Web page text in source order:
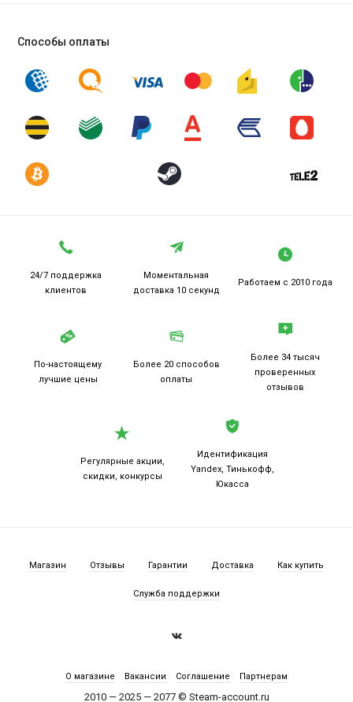
Способы оплаты
24/7 поддержка
клиентов
Моментальная
доставка 10 секунд
Работаем с 2010 года
По-настоящему
лучшие цены
Более 20 способов
оплаты
Более 34 тысяч
проверенных
отзывов
Регулярные акции,
скидки, конкурсы
Идентификация
Yandex, Тинькофф,
Юкасса
Магазин Отзывы Гарантии Доставка Как купить
Служба поддержки
2010 — 2025 — 2077 © Steam-account.ru
О магазине Вакансии Соглашение Партнерам